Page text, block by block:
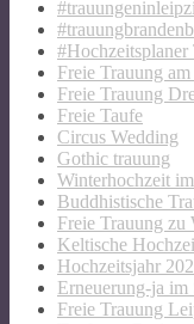
#Hochzeitsplaner
Freie Trauung am
Freie Trauung
Freie Taufe
Circus Wedding
Gothic trauung
Winterhochzeit
Buddhistische
Freie Trauung zu
Keltische
Hochzeitsjahr
Erneuerung-ja
Freie Trauung